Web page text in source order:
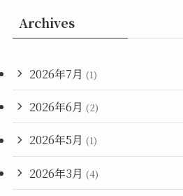
Archives
2026年7月 (1)
2026年6月 (2)
2026年5月 (1)
2026年3月 (4)